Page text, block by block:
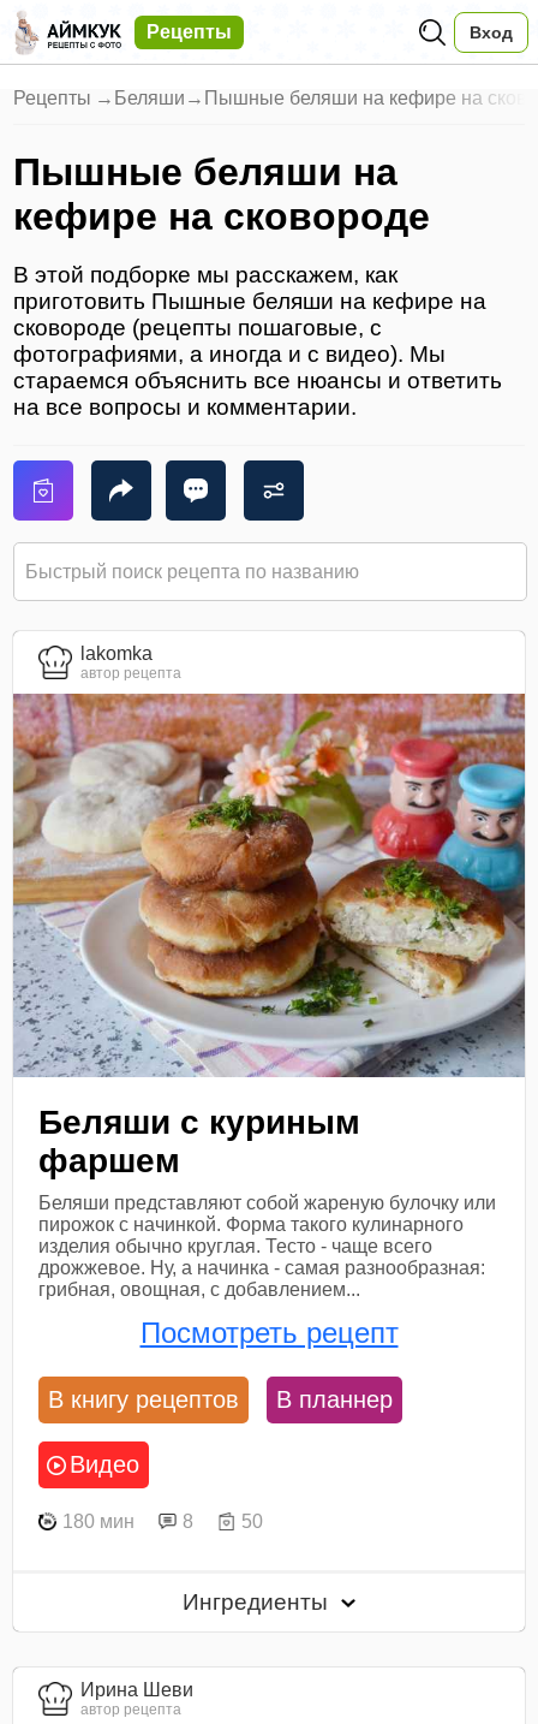
Рецепты Вход
Рецепты → Беляши → Пышные беляши на кефире на
Пышные беляши на
кефире на сковороде
В этой подборке мы расскажем, как
приготовить Пышные беляши на кефире на
сковороде (рецепты пошаговые, с
фотографиями, а иногда и с видео). Мы
стараемся объяснить все нюансы и ответить
на все вопросы и комментарии.
lakomka
автор рецепта
Беляши с куриным
фаршем
Беляши представляют собой жареную булочку или
пирожок с начинкой. Форма такого кулинарного
изделия обычно круглая. Тесто - чаще всего
дрожжевое. Ну, а начинка - самая разнообразная:
грибная, овощная, с добавлением...
Посмотреть рецепт
В книгу рецептов В планнер
Видео
180 мин 8 50
Ингредиенты
Ирина Шеви
автор рецепта